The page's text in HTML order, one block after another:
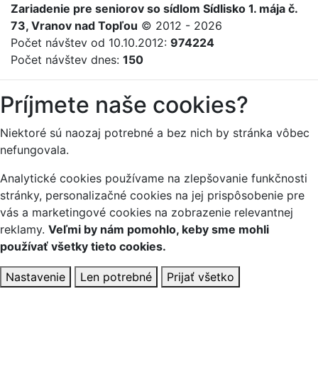
Zariadenie pre seniorov so sídlom Sídlisko 1. mája č.
73, Vranov nad Topľou © 2012 - 2026
Počet návštev od 10.10.2012: 974224
Počet návštev dnes: 150
Príjmete naše cookies?
Niektoré sú naozaj potrebné a bez nich by stránka vôbec
nefungovala.
Analytické cookies používame na zlepšovanie funkčnosti
stránky, personalizačné cookies na jej prispôsobenie pre
vás a marketingové cookies na zobrazenie relevantnej
reklamy. Veľmi by nám pomohlo, keby sme mohli
používať všetky tieto cookies.
Nastavenie Len potrebné Prijať všetko